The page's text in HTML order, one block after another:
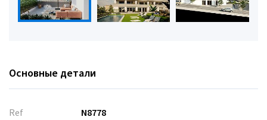
Основные детали
Ref
N8778